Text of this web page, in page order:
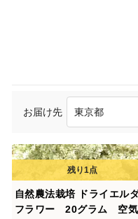
お届け先
自然農法栽培 ドライエル
フラワー 20グラム 空気